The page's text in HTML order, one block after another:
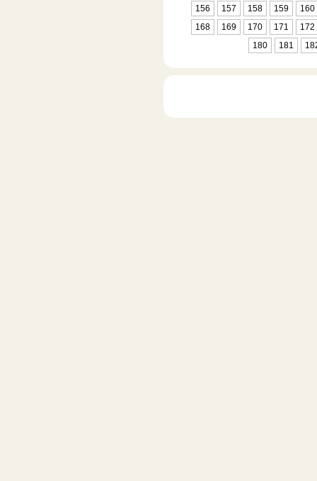
156
157 158 159
160
168
169 170 171
172
180
181